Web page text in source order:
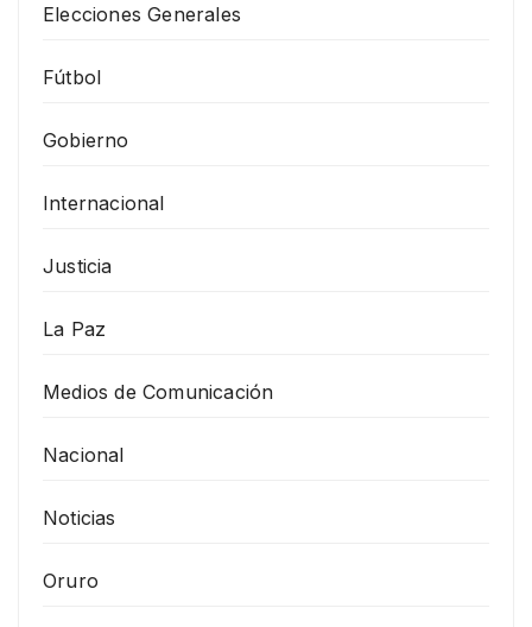
Elecciones Generales
Fútbol
Gobierno
Internacional
Justicia
La Paz
Medios de Comunicación
Nacional
Noticias
Oruro